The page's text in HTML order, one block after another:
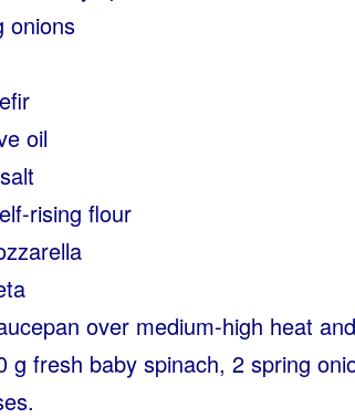
onions
oil
rising flour
over medium-high heat
g fresh baby spinach, 2 spring